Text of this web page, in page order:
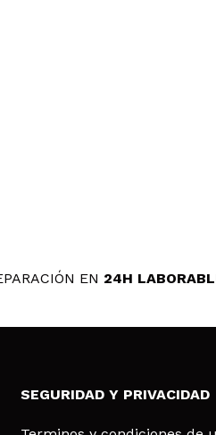
EN 24H
SEGURIDAD Y PRIVACIDAD